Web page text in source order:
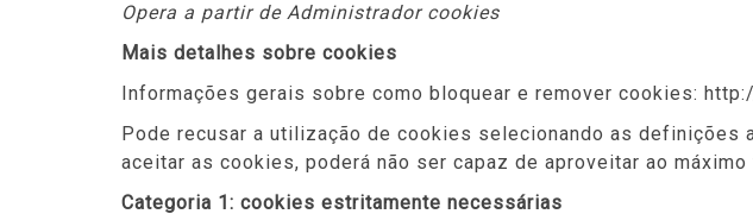
Opera a partir de Administrador cookies
Mais detalhes sobre cookies
Informações gerais sobre como bloquear e remover cookies:
Pode recusar a utilização de cookies selecionando as definições
aceitar as cookies, poderá não ser capaz de aproveitar ao
Categoria 1: cookies estritamente necessárias